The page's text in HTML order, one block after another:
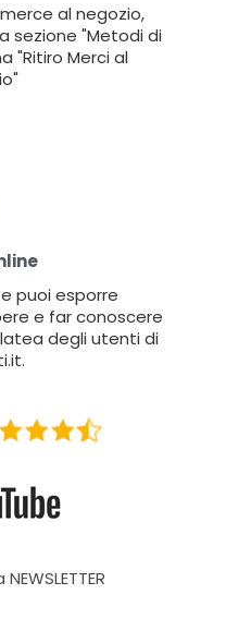
al negozio,
sezione "Metodi di
"Ritiro Merci al
puoi esporre
e far conoscere
degli utenti di